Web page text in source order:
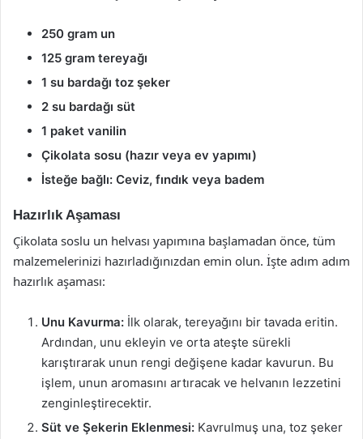
250 gram un
125 gram tereyağı
1 su bardağı toz şeker
2 su bardağı süt
1 paket vanilin
Çikolata sosu (hazır veya ev yapımı)
İsteğe bağlı: Ceviz, fındık veya badem
Hazırlık Aşaması
Çikolata soslu un helvası yapımına başlamadan önce, tüm
malzemelerinizi hazırladığınızdan emin olun. İşte adım adım
hazırlık aşaması:
Unu Kavurma: İlk olarak, tereyağını bir tavada eritin.
Ardından, unu ekleyin ve orta ateşte sürekli
karıştırarak unun rengi değişene kadar kavurun. Bu
işlem, unun aromasını artıracak ve helvanın lezzetini
zenginleştirecektir.
Süt ve Şekerin Eklenmesi: Kavrulmuş una, toz şeker